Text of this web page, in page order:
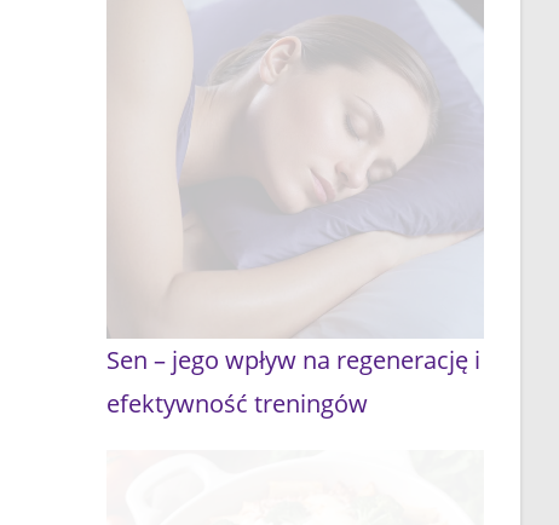
Sen – jego wpływ na regenerację i
efektywność treningów